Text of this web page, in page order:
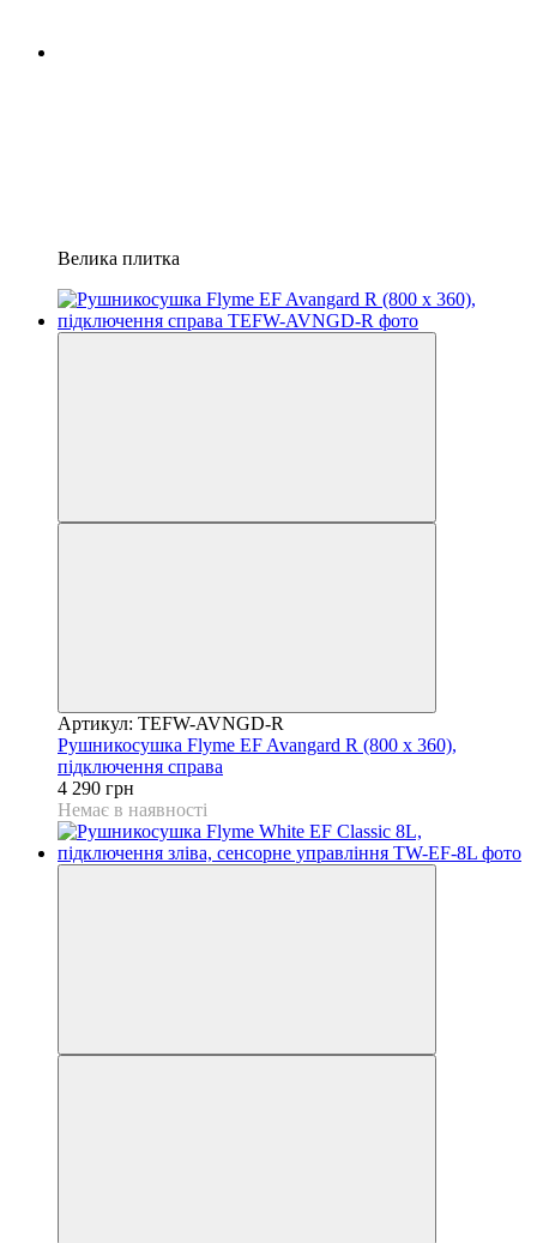
Велика плитка
Артикул: TEFW-AVNGD-R
Рушникосушка Flyme EF Avangard R (800 х 360),
підключення справа
4 290 грн
Немає в наявності